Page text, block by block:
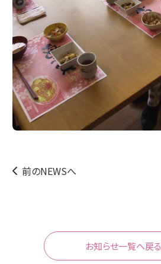
前のNEWSへ
お知らせ一覧へ戻る